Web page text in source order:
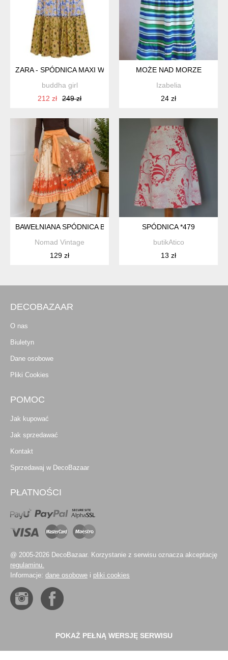
ZARA - SPÓDNICA MAXI W KWIATY - BOHO - XS
buddha girl
212 zł
249 zł
MOŻE NAD MORZE
Izabelia
24 zł
BAWEŁNIANA SPÓDNICA BOHO OMBRE WZORY FAIRY
Nomad Vintage
129 zł
SPÓDNICA *479
butikAtico
13 zł
DECOBAZAAR
O nas
Biuletyn
Dane osobowe
Pliki Cookies
POMOC
Jak kupować
Jak sprzedawać
Kontakt
Sprzedawaj w DecoBazaar
PŁATNOŚCI
@ 2005-2026 DecoBazaar. Korzystanie z serwisu oznacza akceptację
regulaminu.
Informacje: dane osobowe i pliki cookies
POKAŻ PEŁNĄ WERSJĘ SERWISU